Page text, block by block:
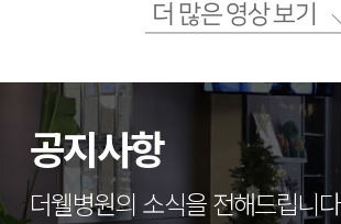
더 많은 영상 보기
공지사항
더웰병원의 소식을 전해드립니다